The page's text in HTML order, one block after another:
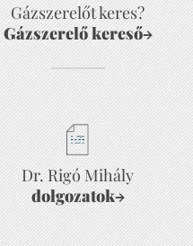
Gázszerelőt keres?
Gázszerelő kereső→
Dr. Rigó Mihály
dolgozatok→